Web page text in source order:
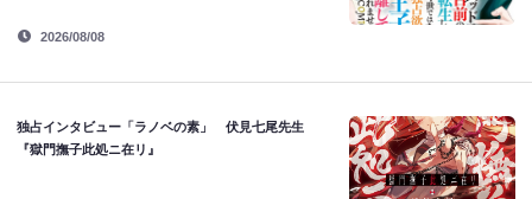
2026/08/08
独占インタビュー「ラノベの素」 伏見七尾先生
『獄門撫子此処ニ在リ』